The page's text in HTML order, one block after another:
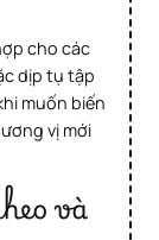
dịp tụ tập
muốn biến
vị mới
và